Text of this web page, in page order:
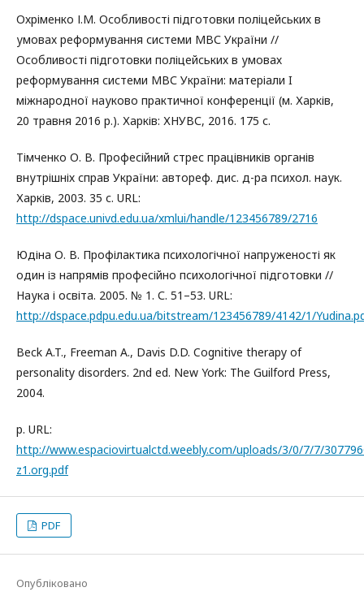
Охріменко І.М. Особливості підготовки поліцейських в
умовах реформування системи МВС України //
Особливості підготовки поліцейських в умовах
реформування системи МВС України: матеріали I
міжнародної науково практичної конференції (м. Харків,
20 травня 2016 р.). Харків: ХНУВС, 2016. 175 с.
Тімченко О. В. Професійний стрес працівників органів
внутрішніх справ України: автореф. дис. д-ра психол. наук.
Харків, 2003. 35 с. URL:
http://dspace.univd.edu.ua/xmlui/handle/123456789/2716
Юдіна О. В. Профілактика психологічної напруженості як
один із напрямів професійно психологічної підготовки //
Наука і освіта. 2005. № 1. С. 51–53. URL:
http://dspace.pdpu.edu.ua/bitstream/123456789/4142/1/
Beck A.T., Freeman A., Davis D.D. Cognitive therapy of
personality disorders. 2nd ed. New York: The Guilford Press,
2004.
p. URL:
http://www.espaciovirtualctd.weebly.com/uploads/3/0/7/7/
z1.org.pdf
PDF
Опубліковано